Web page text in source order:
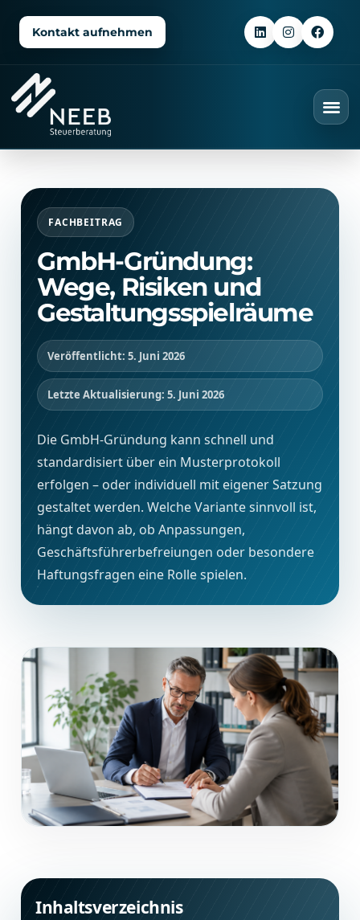
Kontakt aufnehmen
FACHBEITRAG
GmbH-Gründung:
Wege, Risiken und
Gestaltungsspielräume
Veröffentlicht: 5. Juni 2026
Letzte Aktualisierung: 5. Juni 2026
Die GmbH-Gründung kann schnell und
standardisiert über ein Musterprotokoll
erfolgen – oder individuell mit eigener Satzung
gestaltet werden. Welche Variante sinnvoll ist,
hängt davon ab, ob Anpassungen,
Geschäftsführerbefreiungen oder besondere
Haftungsfragen eine Rolle spielen.
Inhaltsverzeichnis